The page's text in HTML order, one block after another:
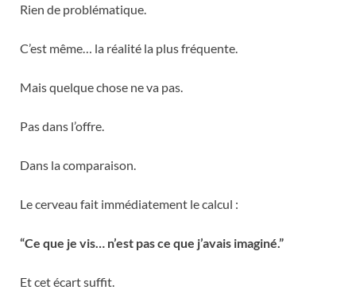
Rien de problématique.
C’est même… la réalité la plus fréquente.
Mais quelque chose ne va pas.
Pas dans l’offre.
Dans la comparaison.
Le cerveau fait immédiatement le calcul :
“Ce que je vis… n’est pas ce que j’avais imaginé.”
Et cet écart suffit.